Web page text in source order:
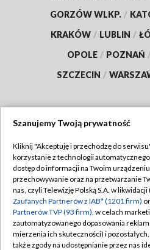
GORZÓW WLKP. /
KRAKÓW / LUBLIN /
OPOLE / POZNAŃ
SZCZECIN /
TVP
Abonament TVP
Emisja w TVP
Centrum informacji TVP
Naziemna Telewizja Cyfrowa
Polityka
Moje
Szanujemy Twoją prywatność
Kliknij "Akceptuję i przechodzę do
korzystanie z technologii
dostęp do informacji na Twoim
przechowywanie oraz na przetwarzanie
nas, czyli Telewizję Polską S.A. w
Zaufanych Partnerów z IAB* (1201 firm)
Partnerów TVP (93 firm), w celach
zautomatyzowanego dopasowania
mierzenia ich skuteczności) i
także zgody na udostępnianie przez nas